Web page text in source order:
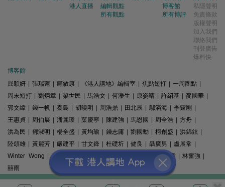
港人直播
編輯觀點
所有觀點
博客館
所有博評
私隱聲明
免責條款
版權聲明
加入我們
聯絡我們
刊登廣告
爆料快
博客館
屈穎妍
張瑞蓮 顧敏康 《港人講地》編輯室 焦點短打 一周圈點
周末短打
劉炳章 梁世民 馬浩文 何濼生 原姿晴 許紹基 麥國華
郭文緯
錢一帆 秦島 胡曉明 周浩鼎 田北辰 鄔滿海 季霆剛
王惠貞
周伯展 潘麗瓊 葉慶寧 陳建強 馬恩國 周全浩 方舟
洪為民
鄧淑明 楊全盛 黃均瑜 錢志庸 劉國勳 柯創盛 洪錦鉉
陸頌雄
黃麗芳 嚴建平 甘文鋒 杜礎圻 健良 聶廣男 盧展常
Winter Wong
K2 梁文新 羅崑 姚銘 精選文章 林奮強
囍雨